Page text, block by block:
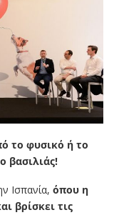
το φυσικό ή το
βασιλιάς!
Ισπανία, όπου η
βρίσκει τις